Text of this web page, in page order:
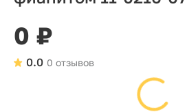
0 ₽
0 отзывов
0.0